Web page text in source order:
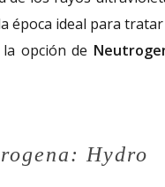
época ideal para
opción de
Hydro